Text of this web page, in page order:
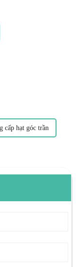
cấp hạt góc trần